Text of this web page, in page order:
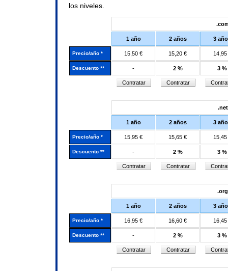
los niveles.
1 año 2 años 3
Precio/año * 15,50 € 15,20 € 14,95
Descuento ** - 2 % 3 %
.net
1 año 2 años 3
Precio/año * 15,95 € 15,65 € 15,45
Descuento ** - 2 % 3 %
.org
1 año 2 años 3
Precio/año * 16,95 € 16,60 € 16,45
Descuento ** - 2 % 3 %